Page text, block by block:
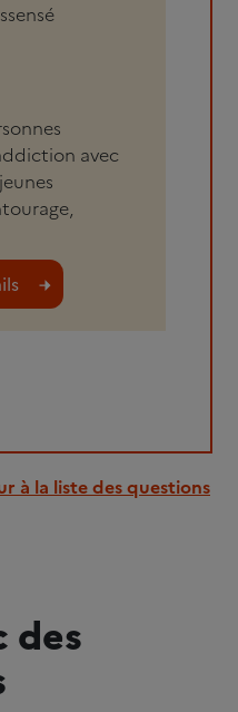
avec
à la liste des questions
des